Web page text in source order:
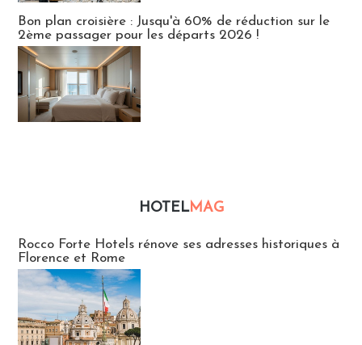
Bon plan croisière : Jusqu'à 60% de réduction sur le
2ème passager pour les départs 2026 !
HOTELMAG
Rocco Forte Hotels rénove ses adresses historiques à
Florence et Rome